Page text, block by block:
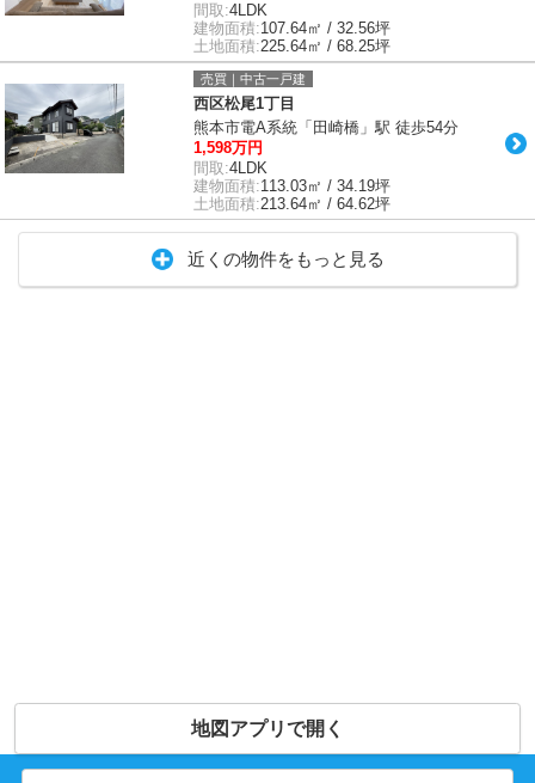
間取:4LDK
建物面積:107.64㎡ / 32.56坪
土地面積:225.64㎡ / 68.25坪
売買｜中古一戸建
西区松尾1丁目
熊本市電A系統「田崎橋」駅 徒歩54分
1,598万円
間取:4LDK
建物面積:113.03㎡ / 34.19坪
土地面積:213.64㎡ / 64.62坪
近くの物件をもっと見る
地図アプリで開く